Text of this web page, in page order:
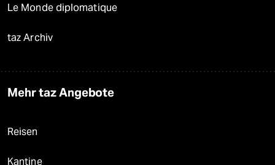
Le Monde diplomatique
taz Archiv
Mehr taz Angebote
Reisen
Kantine